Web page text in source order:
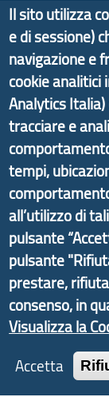
Il progetto
Il portale di
di Genova
partire dal
promosso dal
Economico e
delle valli
informazioni
d'Area Antola-
Liguria ed
Copyright ©
Il sito utilizza
e di sessione)
navigazione e
cookie analitici
Analytics
tracciare e
tempi,
all’utilizzo di
pulsante
pulsante
prestare,
consenso, in
Visualizza la
Accetta